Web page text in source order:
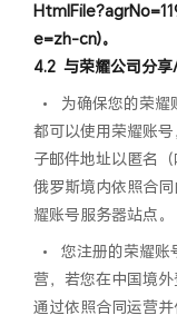
e=zh-cn)。
与荣耀公司分
•
为确保您的荣耀
都可以使用荣耀账
子邮件地址以匿名
俄罗斯境内依照合
耀账号服务器站点。
•
您注册的荣耀账
营，若您在中国境
通过依照合同运营